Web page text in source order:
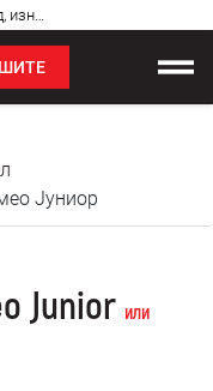
Алфа Ромео Јуниор, рент а кар Београд, изнајмљивање аута: Бел✓
питања
Јуниор
Junior или